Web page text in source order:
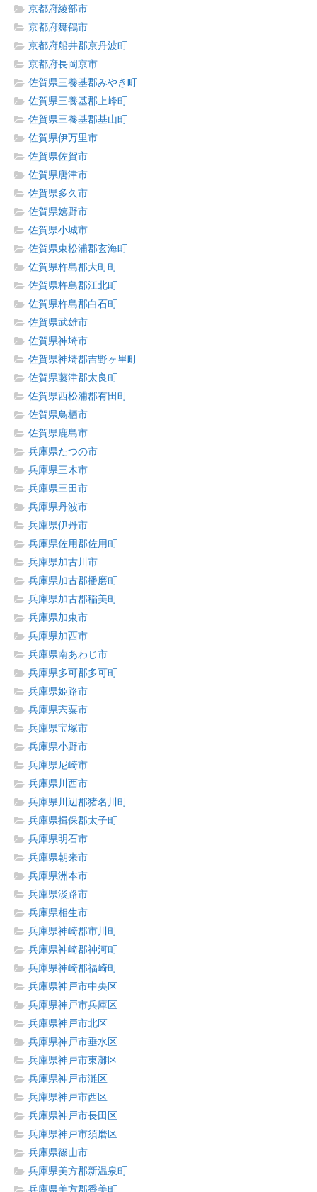
京都府綾部市
京都府舞鶴市
京都府船井郡京丹波町
京都府長岡京市
佐賀県三養基郡みやき町
佐賀県三養基郡上峰町
佐賀県三養基郡基山町
佐賀県伊万里市
佐賀県佐賀市
佐賀県唐津市
佐賀県多久市
佐賀県嬉野市
佐賀県小城市
佐賀県東松浦郡玄海町
佐賀県杵島郡大町町
佐賀県杵島郡江北町
佐賀県杵島郡白石町
佐賀県武雄市
佐賀県神埼市
佐賀県神埼郡吉野ヶ里町
佐賀県藤津郡太良町
佐賀県西松浦郡有田町
佐賀県鳥栖市
佐賀県鹿島市
兵庫県たつの市
兵庫県三木市
兵庫県三田市
兵庫県丹波市
兵庫県伊丹市
兵庫県佐用郡佐用町
兵庫県加古川市
兵庫県加古郡播磨町
兵庫県加古郡稲美町
兵庫県加東市
兵庫県加西市
兵庫県南あわじ市
兵庫県多可郡多可町
兵庫県姫路市
兵庫県宍粟市
兵庫県宝塚市
兵庫県小野市
兵庫県尼崎市
兵庫県川西市
兵庫県川辺郡猪名川町
兵庫県揖保郡太子町
兵庫県明石市
兵庫県朝来市
兵庫県洲本市
兵庫県淡路市
兵庫県相生市
兵庫県神崎郡市川町
兵庫県神崎郡神河町
兵庫県神崎郡福崎町
兵庫県神戸市中央区
兵庫県神戸市兵庫区
兵庫県神戸市北区
兵庫県神戸市垂水区
兵庫県神戸市東灘区
兵庫県神戸市灘区
兵庫県神戸市西区
兵庫県神戸市長田区
兵庫県神戸市須磨区
兵庫県篠山市
兵庫県美方郡新温泉町
兵庫県美方郡香美町